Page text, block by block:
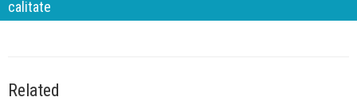
calitate
Related